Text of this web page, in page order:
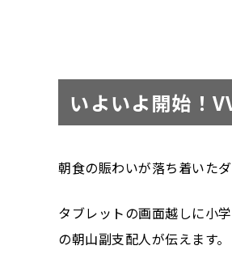
いよいよ開始！
朝食の賑わいが落ち着いた
タブレットの画面越しに小
の朝山副支配人が伝えます